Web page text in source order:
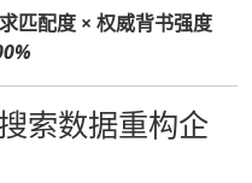
匹配度 × 权威背书强度
索数据重构企